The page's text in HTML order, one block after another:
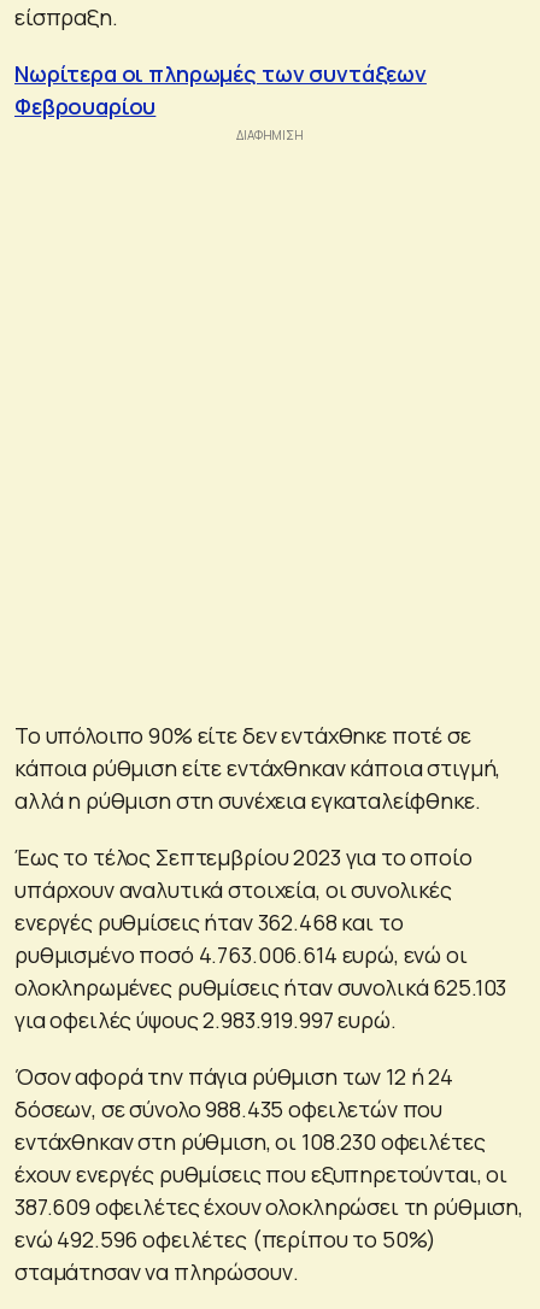
είσπραξη.
Νωρίτερα οι πληρωμές των συντάξεων
Φεβρουαρίου
Το υπόλοιπο 90% είτε δεν εντάχθηκε ποτέ σε
κάποια ρύθμιση είτε εντάχθηκαν κάποια στιγμή,
αλλά η ρύθμιση στη συνέχεια εγκαταλείφθηκε.
Έως το τέλος Σεπτεμβρίου 2023 για το οποίο
υπάρχουν αναλυτικά στοιχεία, οι συνολικές
ενεργές ρυθμίσεις ήταν 362.468 και το
ρυθμισμένο ποσό 4.763.006.614 ευρώ, ενώ οι
ολοκληρωμένες ρυθμίσεις ήταν συνολικά 625.103
για οφειλές ύψους 2.983.919.997 ευρώ.
Όσον αφορά την πάγια ρύθμιση των 12 ή 24
δόσεων, σε σύνολο 988.435 οφειλετών που
εντάχθηκαν στη ρύθμιση, οι 108.230 οφειλέτες
έχουν ενεργές ρυθμίσεις που εξυπηρετούνται, οι
387.609 οφειλέτες έχουν ολοκληρώσει τη ρύθμιση,
ενώ 492.596 οφειλέτες (περίπου το 50%)
σταμάτησαν να πληρώσουν.